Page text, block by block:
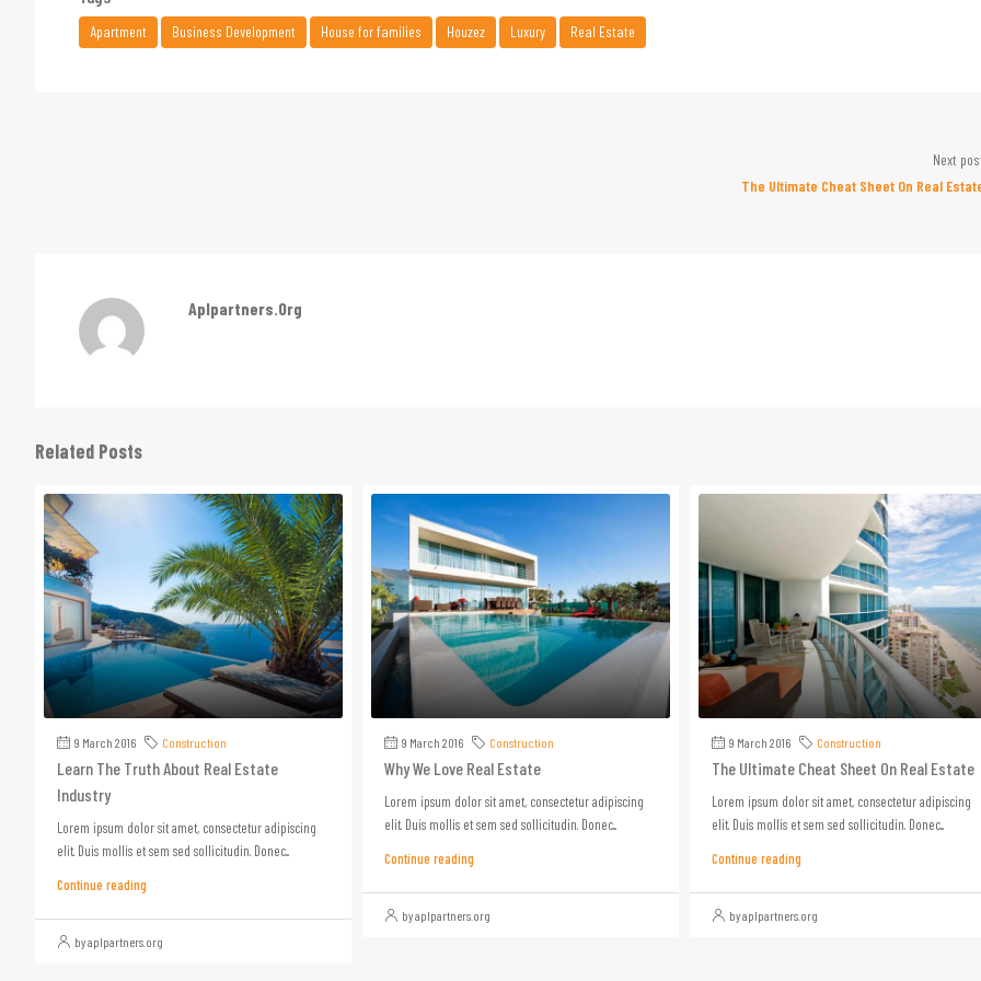
Apartment Business Development House for families Houzez Luxury Real Estate
Next
The Ultimate Cheat Sheet On Real
Aplpartners.org
Related Posts
9 March 2016 Construction
Learn The Truth About Real Estate
Industry
Lorem ipsum dolor sit amet, consectetur adipiscing
elit. Duis mollis et sem sed sollicitudin. Donec...
Continue reading
by aplpartners.org
9 March 2016 Construction
Why We Love Real Estate
Lorem ipsum dolor sit amet, consectetur adipiscing
elit. Duis mollis et sem sed sollicitudin. Donec...
Continue reading
by aplpartners.org
9 March 2016 Construction
The Ultimate Cheat Sheet On Real Estate
Lorem ipsum dolor sit amet, consectetur adipiscing
elit. Duis mollis et sem sed sollicitudin. Donec...
Continue reading
by aplpartners.org